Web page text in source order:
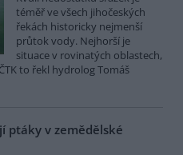
téměř ve všech jihočeských
řekách historicky nejmenší
průtok vody. Nejhorší je
situace v rovinatých oblastech,
to řekl hydrolog Tomáš
ptáky v zemědělské